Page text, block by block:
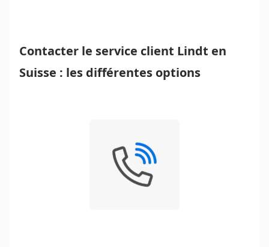
Contacter le service client Lindt en
Suisse : les différentes options